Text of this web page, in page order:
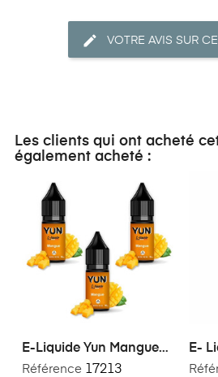
VOTRE AVIS SUR
Les clients qui ont acheté
également acheté :
E-Liquide Yun Mangue
30 Ml
Référence 17213
E-